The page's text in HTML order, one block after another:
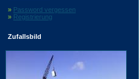
» Password vergessen
» Registrierung
Zufallsbild